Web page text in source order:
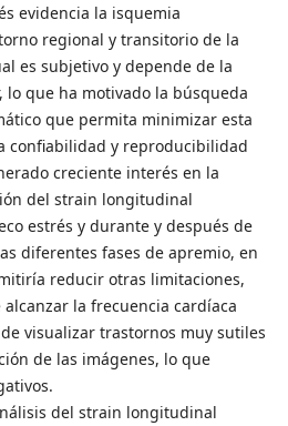
evidencia la isquemia
regional y transitorio de la
es subjetivo y depende de la
lo que ha motivado la búsqueda
que permita minimizar esta
confiabilidad y reproducibilidad
creciente interés en la
del strain longitudinal
estrés y durante y después de
diferentes fases de apremio, en
reducir otras limitaciones,
la frecuencia cardíaca
visualizar trastornos muy sutiles
de las imágenes, lo que
del strain longitudinal